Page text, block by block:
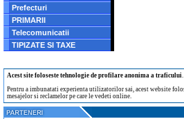
Prefecturi
PRIMARII
Telecomunicatii
TIPIZATE SI TAXE
Acest site foloseste tehnologie de profilare anonima a traficului.
Pentru a imbunatati experienta utilizatorilor sai, acest website
mesajelor si reclamelor pe care le vedeti online.